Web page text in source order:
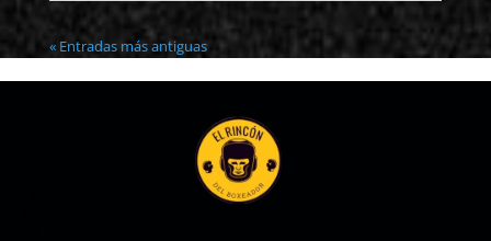
« Entradas más antiguas